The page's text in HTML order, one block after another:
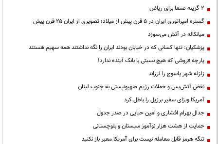
۲ گزینه صنعا برای ریاض
گستره امپراتوری ایران در ۵ قرن پیش از میلاد؛ تصویری از ایران ۲۵ قرن پیش
میانکاله در آتش می‌سوزد
پزشکیان: تنها کسانی که در خیابان بودند ایران را نگه نداشتند همه سهیم هستند
پارچه فروشی که هیچ نسبتی با بانک آینده ندارد!
زلزله شهر یاسوج را لرزاند
نقض آتش‌بس و حملات رژیم صهیونیستی به جنوب لبنان
آمریکا ویزای سفیر برزیل را باطل کرد
جدال بهرام افشاری و امین حیایی در صدر جدول
حمایت از هشت هزار نوآموز سیستان و بلوچستانی
تنگه هرمز قابل معامله نیست برای آمریکا معبر باز نکنید